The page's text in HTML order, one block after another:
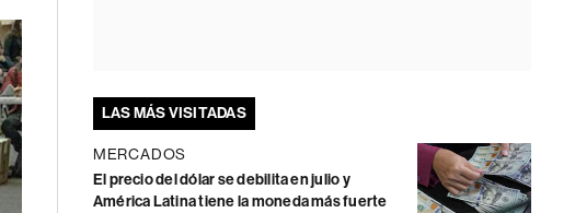
LAS MÁS VISITADAS
MERCADOS
El precio del dólar se debilita en julio y
América Latina tiene la moneda más fuerte